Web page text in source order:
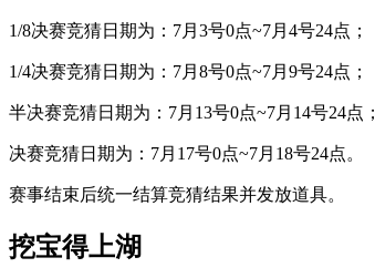
1/8决赛竞猜日期为：7月3号0点~7月4号24点；
1/4决赛竞猜日期为：7月8号0点~7月9号24点；
半决赛竞猜日期为：7月13号0点~7月14号24点；
决赛竞猜日期为：7月17号0点~7月18号24点。
赛事结束后统一结算竞猜结果并发放道具。
挖宝得上湖